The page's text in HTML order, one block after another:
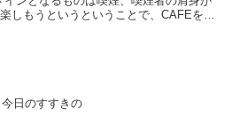
しもうというということで、CAFEを名
今日のすすきの